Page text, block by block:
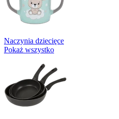
Naczynia dziecięce
Pokaż wszystko